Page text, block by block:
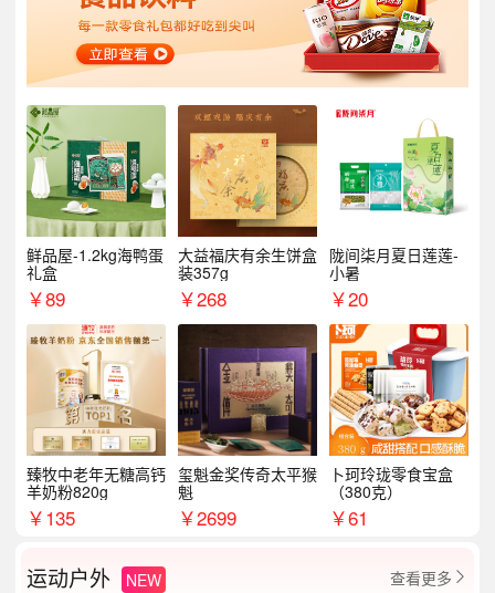
鲜品屋-1.2kg海鸭蛋
礼盒
￥89
大益福庆有余生饼盒
装357g
￥268
陇间柒月夏日莲莲-
小暑
￥20
臻牧中老年无糖高钙
羊奶粉820g
￥135
玺魁金奖传奇太平猴
魁
￥2699
卜珂玲珑零食宝盒
（380克）
￥61
运动户外 NEW 查看更多 